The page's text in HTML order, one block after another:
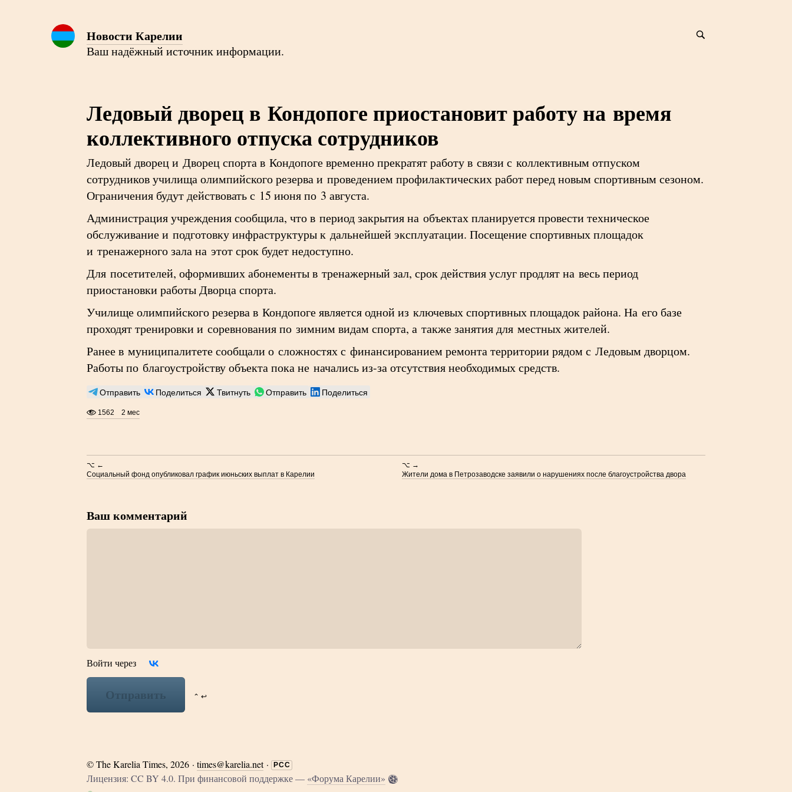
Новости Карелии
Ваш надёжный источник информации.
Ледовый дворец в Кондопоге приостановит работу на время
коллективного отпуска сотрудников
Ледовый дворец и Дворец спорта в Кондопоге временно прекратят работу в связи с коллективным отпуском
сотрудников училища олимпийского резерва и проведением профилактических работ перед новым спортивным сезоном.
Ограничения будут действовать с 15 июня по 3 августа.
Администрация учреждения сообщила, что в период закрытия на объектах планируется провести техническое
обслуживание и подготовку инфраструктуры к дальнейшей эксплуатации. Посещение спортивных площадок
и тренажерного зала на этот срок будет недоступно.
Для посетителей, оформивших абонементы в тренажерный зал, срок действия услуг продлят на весь период
приостановки работы Дворца спорта.
Училище олимпийского резерва в Кондопоге является одной из ключевых спортивных площадок района. На его базе
проходят тренировки и соревнования по зимним видам спорта, а также занятия для местных жителей.
Ранее в муниципалитете сообщали о сложностях с финансированием ремонта территории рядом с Ледовым дворцом.
Работы по благоустройству объекта пока не начались из-за отсутствия необходимых средств.
Отправить Поделиться Твитнуть Отправить Поделиться
1562 2 мес
⌥ ←
Социальный фонд опубликовал график июньских выплат в Карелии
⌥ →
Жители дома в Петрозаводске заявили о нарушениях после благоустройства двора
Ваш комментарий
Войти через
Отправить ⌃ ↩
©The Karelia Times, 2026 ·times@karelia.net· РСС
Лицензия: CC BY 4.0. При финансовой поддержке — «Форума Карелии»